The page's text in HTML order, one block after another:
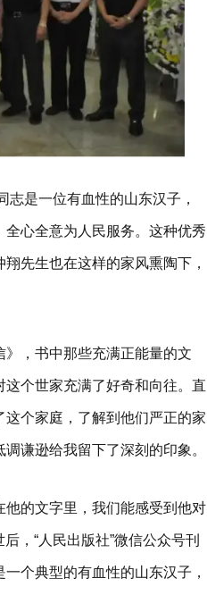
是一位有血性的山东汉子，
心全意为人民服务。这种优秀
先生也在这样的家风熏陶下，
，书中那些充满正能量的文
个世家充满了好奇和向往。直
个家庭，了解到他们严正的家
谦逊给我留下了深刻的印象。
的文字里，我们能感受到他对
，“人民出版社”微信公众号刊
个典型的有血性的山东汉子，